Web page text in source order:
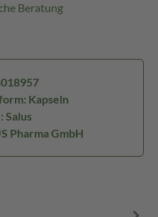
Beratung
Kapseln
Salus
Pharma GmbH